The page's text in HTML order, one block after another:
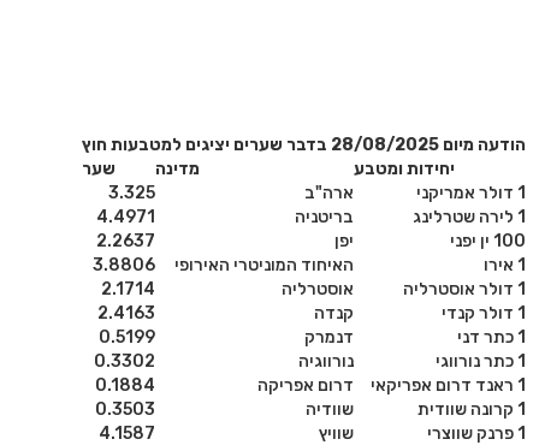
הודעה מיום 28/08/2025 בדבר שערים יציגים למטבעות חוץ
יחידות ומטבע
מדינה
שער
ארה"ב
3.325
בריטניה
4.4971
100 ין יפני
יפן
2.2637
האיחוד המוניטרי האירופי
3.8806
אוסטרליה
2.1714
קנדה
2.4163
דנמרק
0.5199
נורווגיה
0.3302
דרום אפריקה
0.1884
שוודיה
0.3503
שוויץ
4.1587